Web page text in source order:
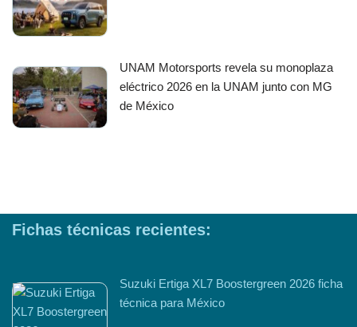
UNAM Motorsports revela su monoplaza
eléctrico 2026 en la UNAM junto con MG
de México
Fichas técnicas recientes:
Suzuki Ertiga XL7 Boostergreen 2026 ficha
técnica para México